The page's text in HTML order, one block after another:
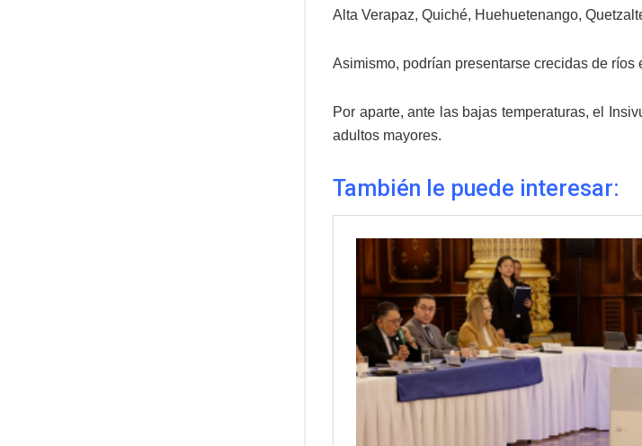
Alta Verapaz, Quiché, Huehuetenango,
Asimismo, podrían presentarse crecidas de
Por aparte, ante las bajas temperaturas, el
adultos mayores.
También le puede interesar: